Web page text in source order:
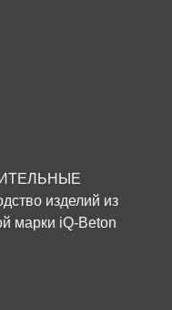
изделий из
марки iQ-Beton